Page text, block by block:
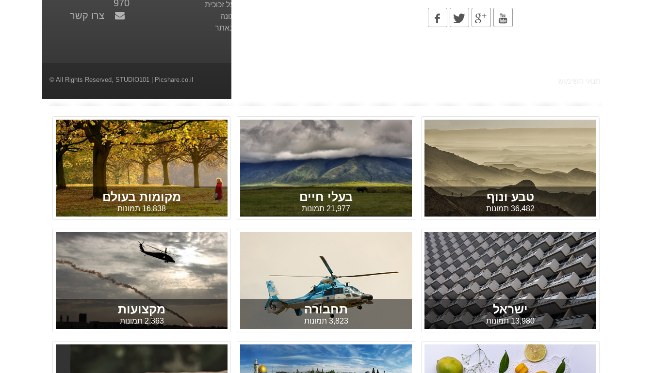
970
צרו קשר
הדפסה על זכוכית
צילום חתונה
פירסום באתר
© All Rights Reserved, STUDIO101 | Picshare.co.il
טבע ונוף
36,482 תמונות
בעלי חיים
21,977 תמונות
מקומות בעולם
16,838 תמונות
ישראל
13,980 תמונות
תחבורה
3,823 תמונות
מקצועות
2,363 תמונות